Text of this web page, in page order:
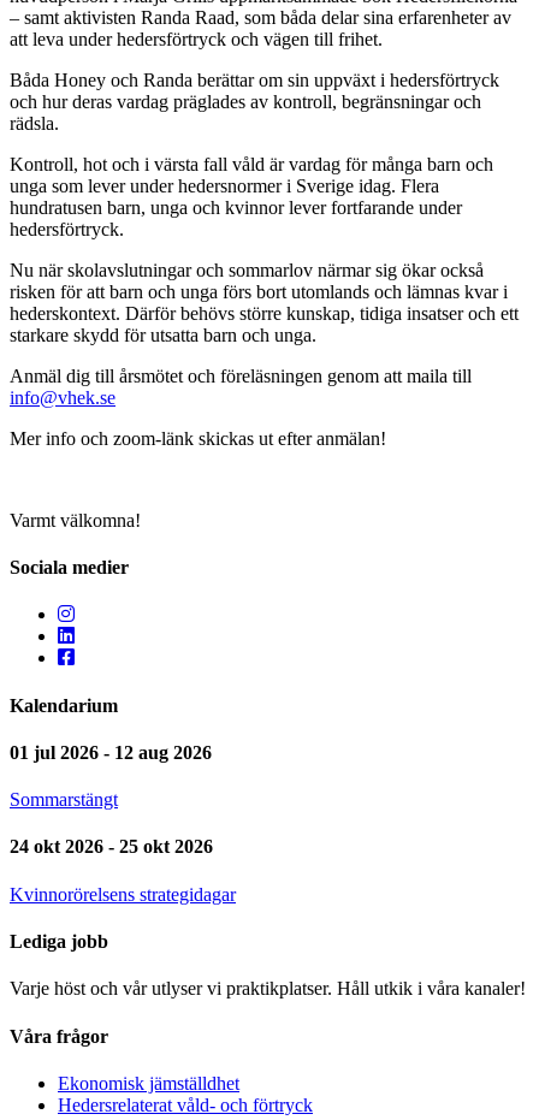
– samt aktivisten Randa Raad, som båda delar sina erfarenheter av
att leva under hedersförtryck och vägen till frihet.
Båda Honey och Randa berättar om sin uppväxt i hedersförtryck
och hur deras vardag präglades av kontroll, begränsningar och
rädsla.
Kontroll, hot och i värsta fall våld är vardag för många barn och
unga som lever under hedersnormer i Sverige idag. Flera
hundratusen barn, unga och kvinnor lever fortfarande under
hedersförtryck.
Nu när skolavslutningar och sommarlov närmar sig ökar också
risken för att barn och unga förs bort utomlands och lämnas kvar i
hederskontext. Därför behövs större kunskap, tidiga insatser och ett
starkare skydd för utsatta barn och unga.
Anmäl dig till årsmötet och föreläsningen genom att maila till
info@vhek.se
Mer info och zoom-länk skickas ut efter anmälan!
Varmt välkomna!
Sociala medier
Kalendarium
01 jul 2026 - 12 aug 2026
Sommarstängt
24 okt 2026 - 25 okt 2026
Kvinnorörelsens strategidagar
Lediga jobb
Varje höst och vår utlyser vi praktikplatser. Håll utkik i våra kanaler!
Våra frågor
Ekonomisk jämställdhet
Hedersrelaterat våld- och förtryck